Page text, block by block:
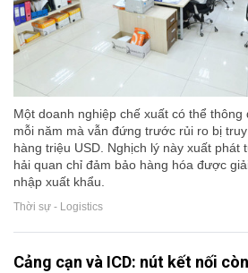
Một doanh nghiệp chế xuất có thể
mỗi năm mà vẫn đứng trước rủi ro bị
hàng triệu USD. Nghịch lý này xuất phát
hải quan chỉ đảm bảo hàng hóa được
nhập xuất khẩu.
Thời sự - Logistics
Cảng cạn và ICD: nút kết nối